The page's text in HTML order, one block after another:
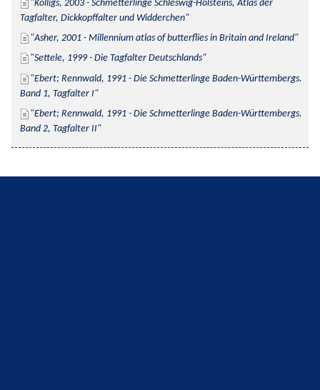
Kolligs, 2003 - Schmetterlinge Schleswig-Holsteins, Atlas der
Tagfalter, Dickkopffalter und Widderchen
Asher, 2001 - Millennium atlas of butterflies in Britain and Ireland
Settele, 1999 - Die Tagfalter Deutschlands
Ebert; Rennwald, 1991 - Die Schmetterlinge Baden-Württembergs.
Band 1, Tagfalter I
Ebert; Rennwald, 1991 - Die Schmetterlinge Baden-Württembergs.
Band 2, Tagfalter II